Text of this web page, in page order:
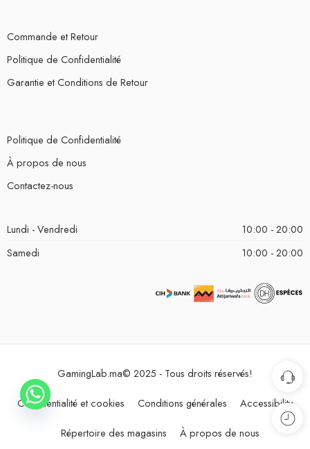
Commande et Retour
Politique de Confidentialité
Garantie et Conditions de Retour
Politique de Confidentialité
À propos de nous
Contactez-nous
Lundi - Vendredi
10:00 - 20:00
Samedi
10:00 - 20:00
GamingLab.ma© 2025 - Tous droits réservés!
Confidentialité et cookies Conditions générales Accessibility
Répertoire des magasins À propos de nous